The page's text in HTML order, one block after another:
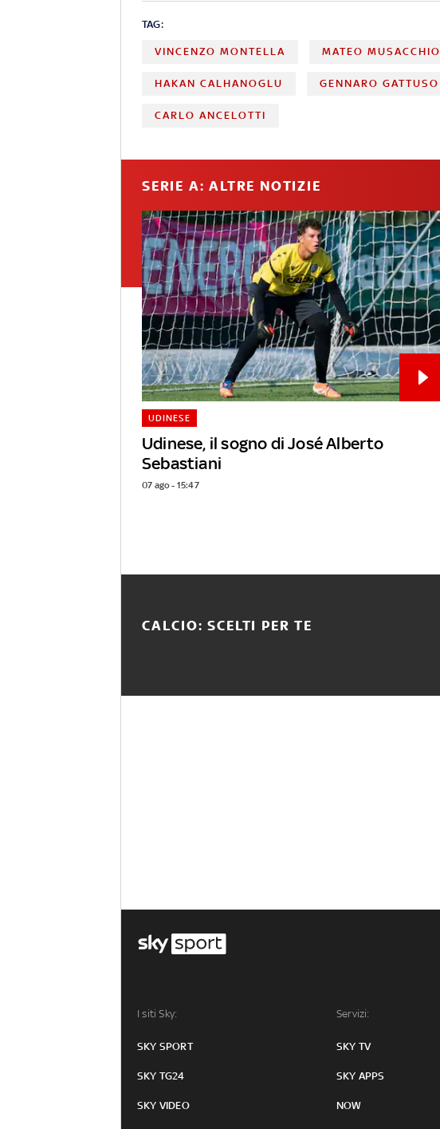
TAG:
VINCENZO MONTELLA MATEO MUSACCHIO
HAKAN CALHANOGLU GENNARO GATTUSO
CARLO ANCELOTTI
SERIE A: ALTRE NOTIZIE
Udinese, il sogno di José Alberto
Sebastiani
UDINESE
07 ago - 15:47
CALCIO: SCELTI PER TE
I siti Sky:
SKY SPORT
SKY TG24
SKY VIDEO
Servizi:
SKY TV
SKY APPS
NOW